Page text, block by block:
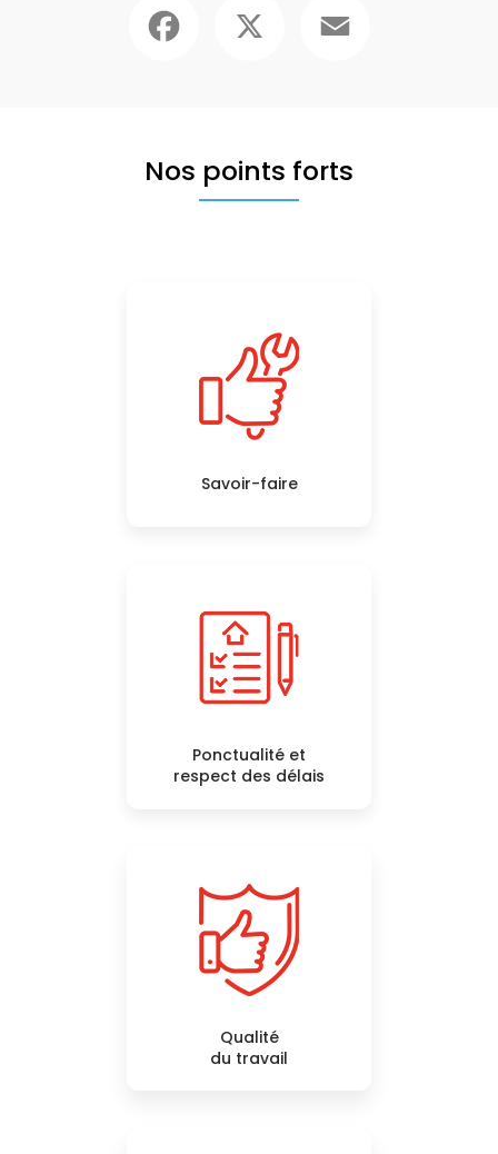
Nos points forts
Savoir-faire
Ponctualité et
respect des délais
Qualité
du travail